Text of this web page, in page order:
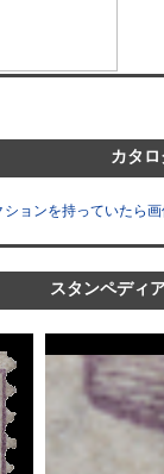
カタ
ションを持っていたら
スタンペディ